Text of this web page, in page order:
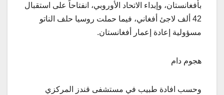
بأفغانستان، وإبداء الاتحاد الأوروبي، انفتاحاً على استقبال
42 ألف لاجئ أفغاني، فيما حملت روسيا حلف الناتو
مسؤولية إعادة إعمار أفغانستان.
هجوم دام
وحسب افادة طبيب في مستشفى قندز المركزي